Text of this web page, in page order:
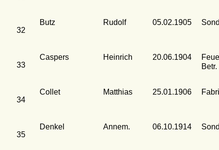
32
Butz Rudolf 05.02.1905
33
Caspers Heinrich 20.06.1904
Betr.
34
Collet Matthias 25.01.1906
35
Denkel Annem. 06.10.1914